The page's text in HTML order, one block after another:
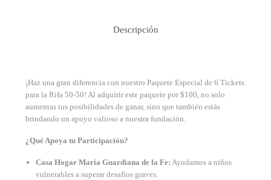
Descripción
¡Haz una gran diferencia con nuestro Paquete Especial de 6 Tickets
para la Rifa 50-50! Al adquirir este paquete por $100, no solo
aumentas tus posibilidades de ganar, sino que también estás
brindando un apoyo valioso a nuestra fundación.
¿Qué Apoya tu Participación?
Casa Hogar María Guardiana de la Fe: Ayudamos a niños
vulnerables a superar desafíos graves.